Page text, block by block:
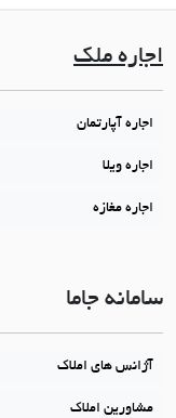
اجاره ملک
اجاره آپارتمان
اجاره ویلا
اجاره مغازه
سامانه جاما
آژانس های املاک
مشاورین املاک